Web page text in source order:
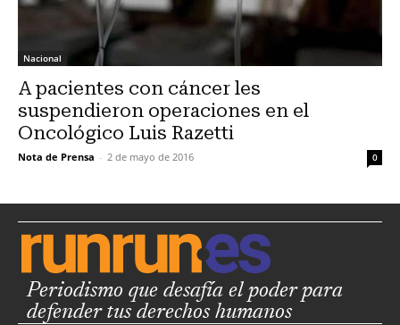
Nacional
A pacientes con cáncer les
suspendieron operaciones en el
Oncológico Luis Razetti
Nota de Prensa - 2 de mayo de 2016 0
Periodismo que desafía el poder para
defender tus derechos humanos